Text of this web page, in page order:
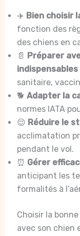
✈️ Bien choisir
fonction des
des chiens en
📄
Préparer
indispensables
sanitaire,
🐕 Adapter la
normes IATA
😌 Réduire le
acclimatation
pendant le vol.
⏰ Gérer
anticipant les
formalités à
Choisir la
avec son chien